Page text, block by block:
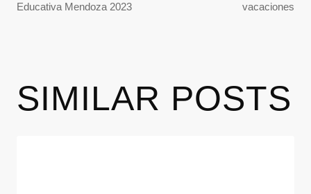
Educativa Mendoza 2023
vacaciones
SIMILAR POSTS